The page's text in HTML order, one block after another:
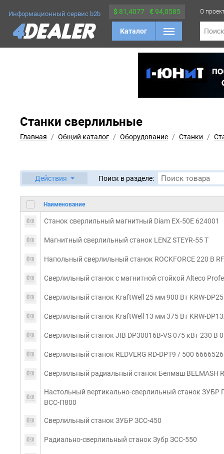
Информационный сервис b2b $ 81,4077 €94,0585
Каталог
О
Поиск
Станки сверлильные
Главная Общий каталог Оборудование Станки
Действия Поиск в разделе:
Наименование
Станок сверлильный магнитный Diam EX-50E 624001
Магнитный сверлильный станок LENZ STEYR-55 T
Напольный сверлильный станок ROCKFORCE 220 В
Сверлильный станок с магнитной стойкой Alteco
Сверлильный станок KraftWell 25 мм 900 Вт KRW-DP25
Сверлильный станок KraftWell 13 мм 375 Вт KRW-
Сверлильный станок JIB DP30016B-VS 075 кВт 230 В
Сверлильный станок REDVERG RD-DPT9 / 500 6666526
Сверлильный радиальный станок Белмаш BELMASH
Настольный вертикально-сверлильный станок
ВСС-П800
Сверлильный станок ЗУБР ЗСС-450
Радиально-сверлильный станок Зубр ЗСС-550